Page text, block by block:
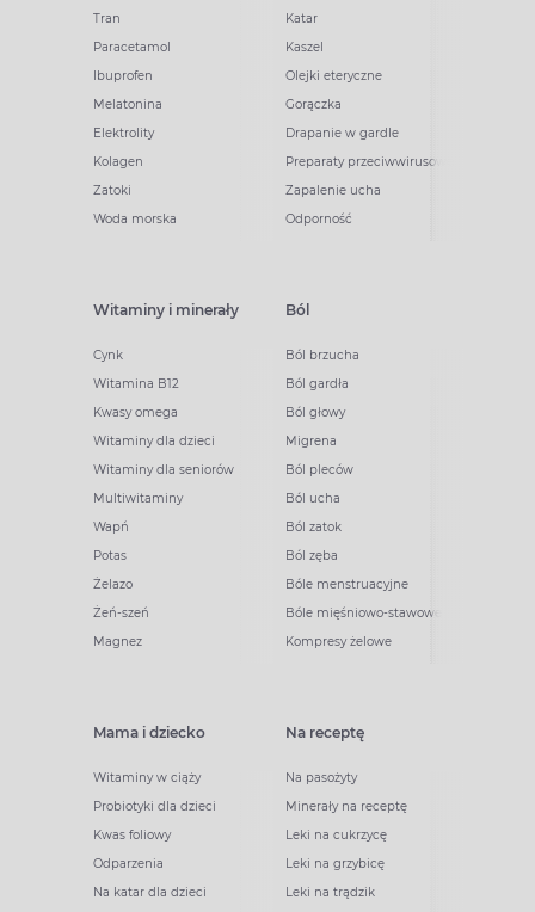
Tran
Paracetamol
Ibuprofen
Melatonina
Elektrolity
Kolagen
Zatoki
Woda morska
Katar
Kaszel
Olejki eteryczne
Gorączka
Drapanie w gardle
Preparaty przeciwwirusowe
Zapalenie ucha
Odporność
Witaminy i minerały
Cynk
Witamina B12
Kwasy omega
Witaminy dla dzieci
Witaminy dla seniorów
Multiwitaminy
Wapń
Potas
Żelazo
Żeń-szeń
Magnez
Ból
Ból brzucha
Ból gardła
Ból głowy
Migrena
Ból pleców
Ból ucha
Ból zatok
Ból zęba
Bóle menstruacyjne
Bóle mięśniowo-stawowe
Kompresy żelowe
Mama i dziecko
Witaminy w ciąży
Probiotyki dla dzieci
Kwas foliowy
Odparzenia
Na katar dla dzieci
Na receptę
Na pasożyty
Minerały na receptę
Leki na cukrzycę
Leki na grzybicę
Leki na trądzik